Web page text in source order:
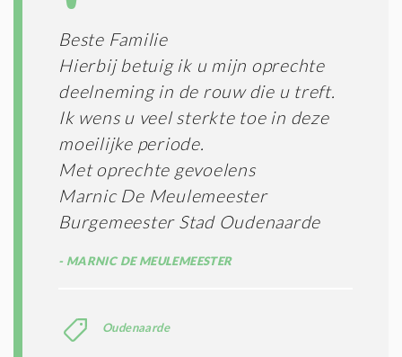
Beste Familie
Hierbij betuig ik u mijn oprechte
deelneming in de rouw die u treft.
Ik wens u veel sterkte toe in deze
moeilijke periode.
Met oprechte gevoelens
Marnic De Meulemeester
Burgemeester Stad Oudenaarde
MARNIC DE MEULEMEESTER
Oudenaarde